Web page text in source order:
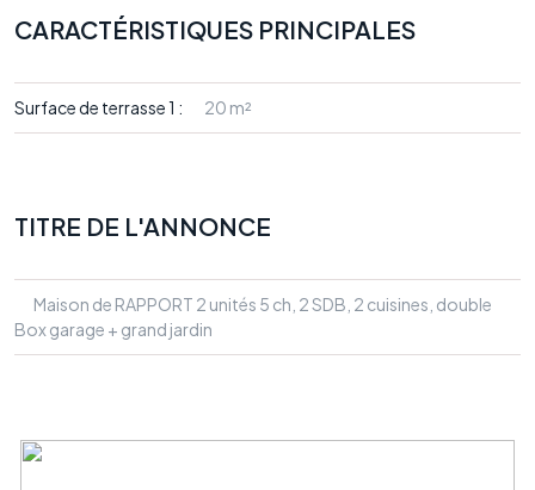
CARACTÉRISTIQUES PRINCIPALES
Surface de terrasse 1 : 20 m²
TITRE DE L'ANNONCE
Maison de RAPPORT 2 unités 5 ch, 2 SDB, 2 cuisines, double
Box garage + grand jardin